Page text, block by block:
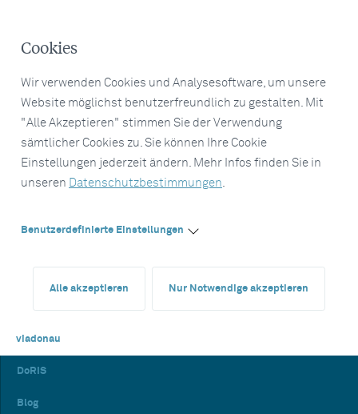
Cookies
Wir verwenden Cookies und Analysesoftware, um unsere
Website möglichst benutzerfreundlich zu gestalten. Mit
"Alle Akzeptieren" stimmen Sie der Verwendung
sämtlicher Cookies zu. Sie können Ihre Cookie
Einstellungen jederzeit ändern. Mehr Infos finden Sie in
unseren Datenschutzbestimmungen.
Benutzerdefinierte Einstellungen
Alle akzeptieren Nur Notwendige akzeptieren
viadonau
DoRIS
Blog